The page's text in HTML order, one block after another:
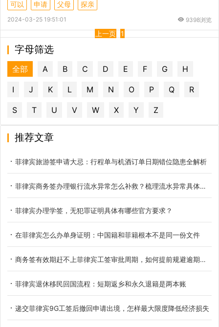
可以 申请 父母 探亲
2024-03-25 19:51:01 9398浏览
上一页 1
字母筛选
全部 A B C D E F G H
I J K L M N O P Q R
S T U V W X Y Z
推荐文章
菲律宾旅游签申请大忌：行程单与机酒订单日期错位隐患全解析
菲律宾商务签办理银行流水异常怎么补救？梳理流水异常具体类型
菲律宾办理学签，无犯罪证明具体有哪些官方要求？
在菲律宾怎么办单身证明：中国籍和菲籍根本不是同一份文件
商务签有效期赶不上菲律宾工签审批周期，如何提前规避逾期滞留
菲律宾退休移民回国流程：短期返乡和永久退籍是两本账
递交菲律宾9G工签后撤回申请出境，怎样最大限度降低经济损失